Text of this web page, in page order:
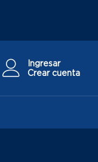
Ingresar
Crear cuenta